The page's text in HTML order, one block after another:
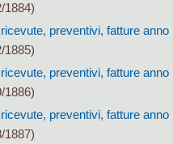
1884)
preventivi, fatture anno
1885)
preventivi, fatture anno
1886)
preventivi, fatture anno
1887)